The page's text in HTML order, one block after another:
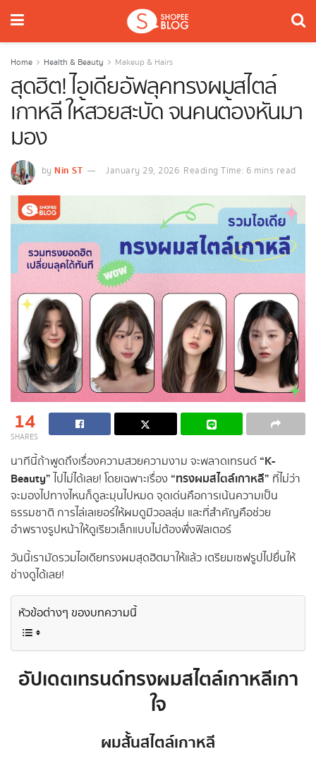
Home Health & Beauty Makeup & Hairs
สุดฮิต! ไอเดียอัพลุคทรงผมสไตล์
เกาหลี ให้สวยสะบัด จนคนต้องหันมา
มอง
by Nin ST January 29, 2026 Reading Time: 6 mins read
14
SHARES
นาทีนี้ถ้าพูดถึงเรื่องความสวยความงาม จะพลาดเทรนด์ “K-
Beauty” ไปไม่ได้เลย! โดยเฉพาะเรื่อง “ทรงผมสไตล์เกาหลี” ที่ไม่ว่า
จะมองไปทางไหนก็ดูละมุนไปหมด จุดเด่นคือการเน้นความเป็น
ธรรมชาติ การไล่เลเยอร์ให้ผมดูมีวอลลุ่ม และที่สำคัญคือช่วย
อำพรางรูปหน้าให้ดูเรียวเล็กแบบไม่ต้องพึ่งฟิลเตอร์
วันนี้เรามัดรวมไอเดียทรงผมสุดฮิตมาให้แล้ว เตรียมเซฟรูปไปยื่นให้
ช่างดูได้เลย!
หัวข้อต่างๆ ของบทความนี้
อัปเดตเทรนด์ทรงผมสไตล์เกาหลีเกา
ใจ
ผมสั้นสไตล์เกาหลี